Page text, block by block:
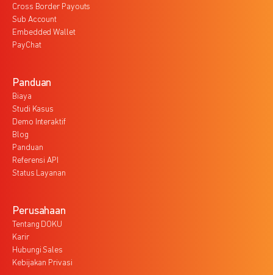
Cross Border Payouts
Sub Account
Embedded Wallet
PayChat
Panduan
Biaya
Studi Kasus
Demo Interaktif
Blog
Panduan
Referensi API
Status Layanan
Perusahaan
Tentang DOKU
Karir
Hubungi Sales
Kebijakan Privasi